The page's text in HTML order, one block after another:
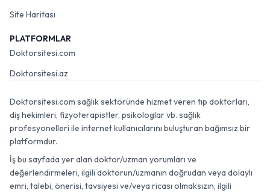
Site Haritası
PLATFORMLAR
Doktorsitesi.com
Doktorsitesi.az
Doktorsitesi.com sağlık sektöründe hizmet veren tıp doktorları,
diş hekimleri, fizyoterapistler, psikologlar vb. sağlık
profesyonelleri ile internet kullanıcılarını buluşturan bağımsız bir
platformdur.
İş bu sayfada yer alan doktor/uzman yorumları ve
değerlendirmeleri, ilgili doktorun/uzmanın doğrudan veya dolaylı
emri, talebi, önerisi, tavsiyesi ve/veya ricası olmaksızın, ilgili